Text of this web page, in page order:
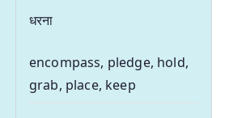
धरना
encompass, pledge, hold,
grab, place, keep